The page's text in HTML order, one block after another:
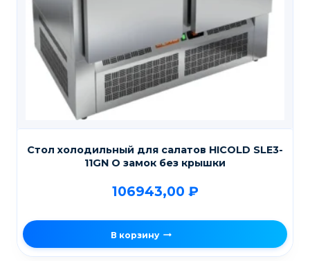
Стол холодильный для салатов HICOLD SLE3-
11GN O замок без крышки
106943,00 ₽
В корзину